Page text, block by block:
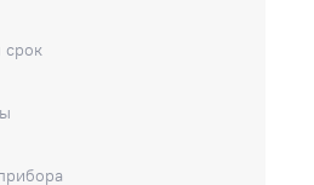
срок